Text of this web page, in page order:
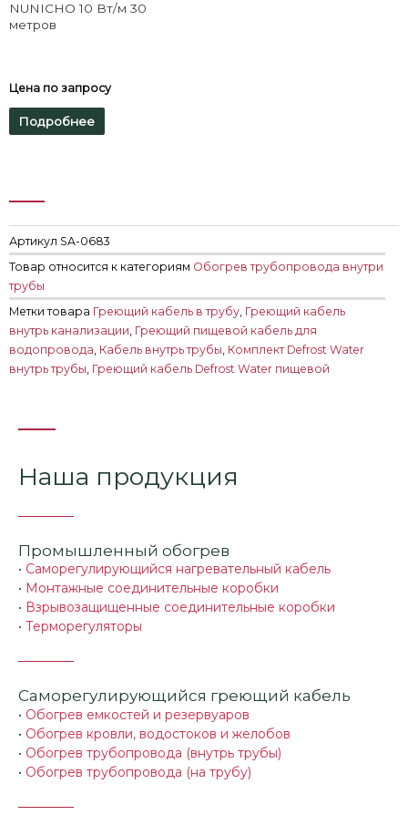
NUNICHO 10 Вт/м 30
метров
Цена по запросу
Подробнее
Артикул SA-0683
Товар относится к категориям Обогрев трубопровода внутри
трубы
Метки товара Греющий кабель в трубу, Греющий кабель
внутрь канализации, Греющий пищевой кабель для
водопровода, Кабель внутрь трубы, Комплект Defrost Water
внутрь трубы, Греющий кабель Defrost Water пищевой
Наша продукция
Промышленный обогрев
• Саморегулирующийся нагревательный кабель
• Монтажные соединительные коробки
• Взрывозащищенные соединительные коробки
• Терморегуляторы
Саморегулирующийся греющий кабель
• Обогрев емкостей и резервуаров
• Обогрев кровли, водостоков и желобов
• Обогрев трубопровода (внутрь трубы)
• Обогрев трубопровода (на трубу)